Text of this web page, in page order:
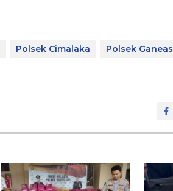
Polsek Cimalaka
Polsek Ganeas